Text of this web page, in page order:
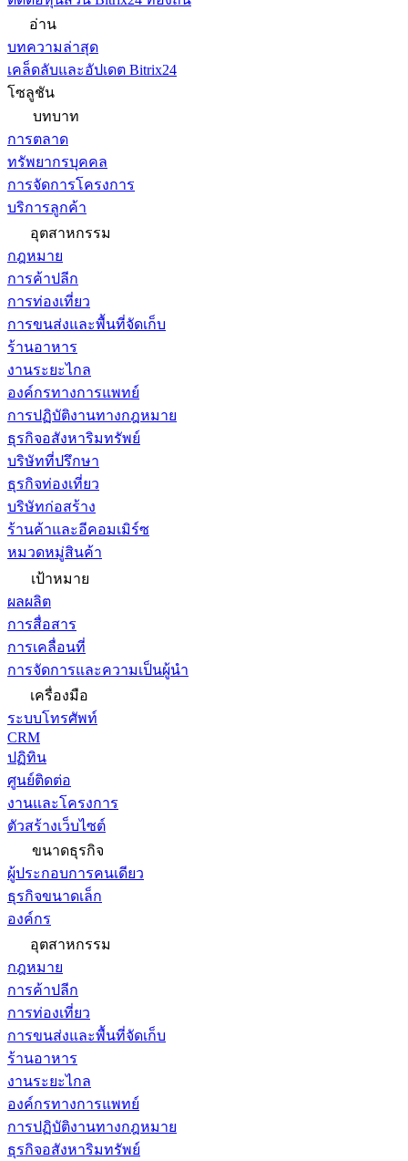
อ่าน
บทความล่าสุด
เคล็ดลับและอัปเดต Bitrix24
โซลูชัน
บทบาท
การตลาด
ทรัพยากรบุคคล
การจัดการโครงการ
บริการลูกค้า
อุตสาหกรรม
กฎหมาย
การค้าปลีก
การท่องเที่ยว
การขนส่งและพื้นที่จัดเก็บ
ร้านอาหาร
งานระยะไกล
องค์กรทางการแพทย์
การปฏิบัติงานทางกฎหมาย
ธุรกิจอสังหาริมทรัพย์
บริษัทที่ปรึกษา
ธุรกิจท่องเที่ยว
บริษัทก่อสร้าง
ร้านค้าและอีคอมเมิร์ซ
หมวดหมู่สินค้า
เป้าหมาย
ผลผลิต
การสื่อสาร
การเคลื่อนที่
การจัดการและความเป็นผู้นำ
เครื่องมือ
ระบบโทรศัพท์
CRM
ปฏิทิน
ศูนย์ติดต่อ
งานและโครงการ
ตัวสร้างเว็บไซต์
ขนาดธุรกิจ
ผู้ประกอบการคนเดียว
ธุรกิจขนาดเล็ก
องค์กร
อุตสาหกรรม
กฎหมาย
การค้าปลีก
การท่องเที่ยว
การขนส่งและพื้นที่จัดเก็บ
ร้านอาหาร
งานระยะไกล
องค์กรทางการแพทย์
การปฏิบัติงานทางกฎหมาย
ธุรกิจอสังหาริมทรัพย์